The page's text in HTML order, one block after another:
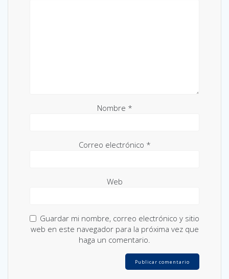
Nombre *
Correo electrónico *
Web
Guardar mi nombre, correo electrónico y sitio
web en este navegador para la próxima vez que
haga un comentario.